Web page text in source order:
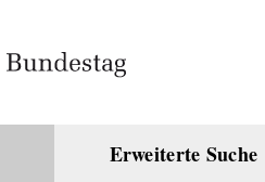
Erweiterte Suche